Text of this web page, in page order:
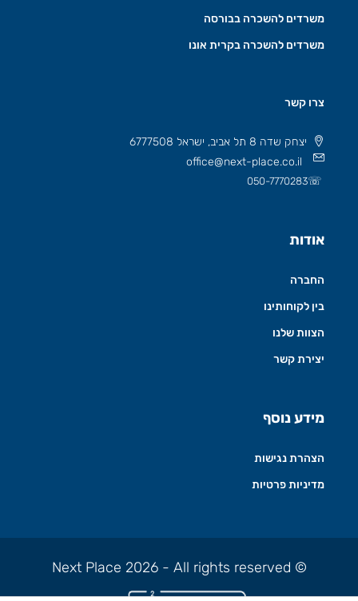
משרדים להשכרה בבורסה
משרדים להשכרה בקרית אונו
צרו קשר
יצחק שדה 8 תל אביב, ישראל 6777508
office@next-place.co.il
☏
050-7770283
אודות
החברה
בין לקוחותינו
הצוות שלנו
יצירת קשר
מידע נוסף
הצהרת נגישות
מדיניות פרטיות
© Next Place 2026 - All rights reserved